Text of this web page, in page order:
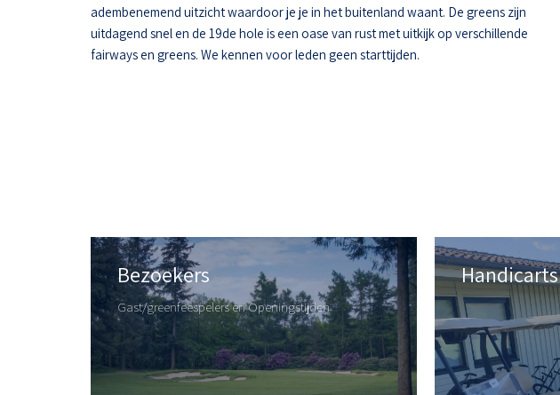
adembenemend uitzicht waardoor je je in het buitenland waant. De greens zijn
uitdagend snel en de 19de hole is een oase van rust met uitkijk op verschillende
fairways en greens. We kennen voor leden geen starttijden.
Bezoekers
Gast/greenfeespelers en Openingstijden
Handicarts